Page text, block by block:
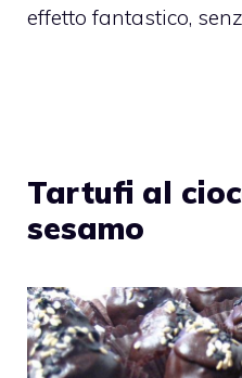
effetto fantastico,
Tartufi al
sesamo